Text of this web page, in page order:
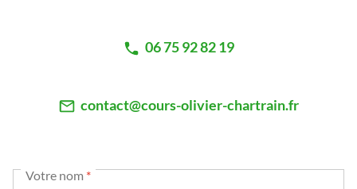
06 75 92 82 19
contact@cours-olivier-chartrain.fr
Votre nom *